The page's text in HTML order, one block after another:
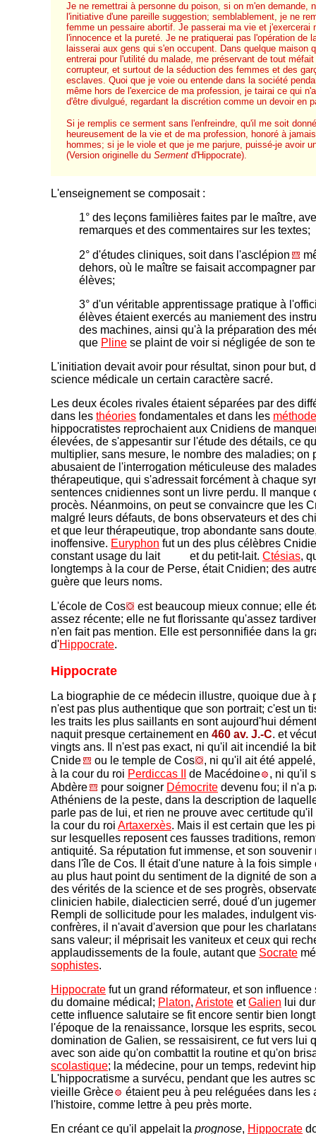
Je ne remettrai à personne du poison, si on m'en demande,
l'initiative d'une pareille suggestion; semblablement, je ne
femme un pessaire abortif. Je passerai ma vie et j'exercerai
l'innocence et la pureté. Je ne pratiquerai pas l'opération de
laisserai aux gens qui s'en occupent. Dans quelque maison
entrerai pour l'utilité du malade, me préservant de tout
corrupteur, et surtout de la séduction des femmes et des
esclaves. Quoi que je voie ou entende dans la société
même hors de l'exercice de ma profession, je tairai ce qui
d'être divulgué, regardant la discrétion comme un devoir en
Si je remplis ce serment sans l'enfreindre, qu'il me soit
heureusement de la vie et de ma profession, honoré à
hommes; si je le viole et que je me parjure, puissé-je avoir
(Version originelle du Serment d'Hippocrate).
L'enseignement se composait :
1° des leçons familières faites par le maître,
remarques et des commentaires sur les textes;
2° d'études cliniques, soit dans l'asclépion
dehors, où le maître se faisait accompagner
élèves;
3° d'un véritable apprentissage pratique à
élèves étaient exercés au maniement des
des machines, ainsi qu'à la préparation des
que Pline se plaint de voir si négligée de son
L'initiation devait avoir pour résultat, sinon pour but,
science médicale un certain caractère sacré.
Les deux écoles rivales étaient séparées par des
dans les théories fondamentales et dans les
hippocratistes reprochaient aux Cnidiens de
élevées, de s'appesantir sur l'étude des détails, ce
multiplier, sans mesure, le nombre des maladies; on
abusaient de l'interrogation méticuleuse des
thérapeutique, qui s'adressait forcément à chaque
sentences cnidiennes sont un livre perdu. Il manque
procès. Néanmoins, on peut se convaincre que les
malgré leurs défauts, de bons observateurs et des
et que leur thérapeutique, trop abondante sans
inoffensive. Euryphon fut un des plus célèbres
constant usage du lait
et du petit-lait. Ctésias,
longtemps à la cour de Perse, était Cnidien; des
guère que leurs noms.
L'école de Cos
est beaucoup mieux connue; elle
assez récente; elle ne fut florissante qu'assez
n'en fait pas mention. Elle est personnifiée dans la
d'Hippocrate.
Hippocrate
La biographie de ce médecin illustre, quoique due à
n'est pas plus authentique que son portrait; c'est un
les traits les plus saillants en sont aujourd'hui
naquit presque certainement en 460 av. J.-C. et
vingts ans. Il n'est pas exact, ni qu'il ait incendié la
Cnide
ou le temple de Cos
, ni qu'il ait été
à la cour du roi Perdiccas II de Macédoine
, ni qu'il
Abdère
pour soigner Démocrite devenu fou; il n'a
Athéniens de la peste, dans la description de
parle pas de lui, et rien ne prouve avec certitude
la cour du roi Artaxerxès. Mais il est certain que les
sur lesquelles reposent ces fausses traditions,
antiquité. Sa réputation fut immense, et son souvenir
dans l'île de Cos. Il était d'une nature à la fois simple
au plus haut point du sentiment de la dignité de son
des vérités de la science et de ses progrès,
clinicien habile, dialecticien serré, doué d'un
Rempli de sollicitude pour les malades, indulgent
confrères, il n'avait d'aversion que pour les
sans valeur; il méprisait les vaniteux et ceux qui
applaudissements de la foule, autant que Socrate
sophistes.
Hippocrate fut un grand réformateur, et son
du domaine médical; Platon, Aristote etGalien lui
cette influence salutaire se fit encore sentir bien
l'époque de la renaissance, lorsque les esprits,
domination de Galien, se ressaisirent, ce fut vers lui
avec son aide qu'on combattit la routine et qu'on
scolastique; la médecine, pour un temps, redevint
L'hippocratisme a survécu, pendant que les autres
vieille Grèce
étaient peu à peu reléguées dans les
l'histoire, comme lettre à peu près morte.
En créant ce qu'il appelait la prognose, Hippocrate